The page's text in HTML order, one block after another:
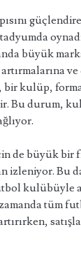
büyük
bir kulüp,
Bu durum,
de büyük bir
izleniyor. Bu
kulübüyle
tüm